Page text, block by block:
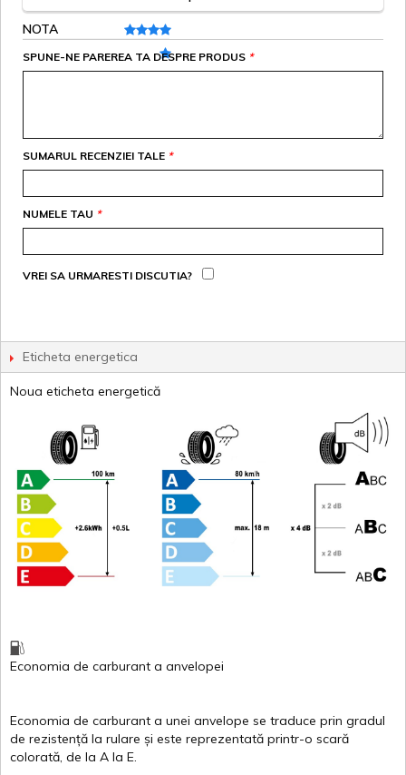
NOTA
*
SPUNE-NE PAREREA TA DESPRE PRODUS
*
SUMARUL RECENZIEI TALE
*
NUMELE TAU
VREI SA URMARESTI DISCUTIA?
Eticheta energetica
Noua eticheta energetică
Economia de carburant a anvelopei
Economia de carburant a unei anvelope se traduce prin gradul
de rezistență la rulare și este reprezentată printr-o scară
colorată, de la A la E.